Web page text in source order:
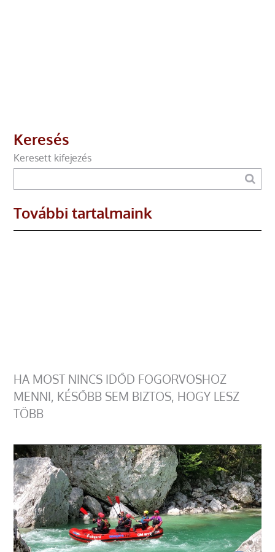
Keresés
Keresett kifejezés
További tartalmaink
HA MOST NINCS IDŐD FOGORVOSHOZ
MENNI, KÉSŐBB SEM BIZTOS, HOGY LESZ
TÖBB